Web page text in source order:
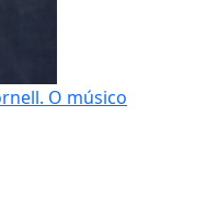
O músico